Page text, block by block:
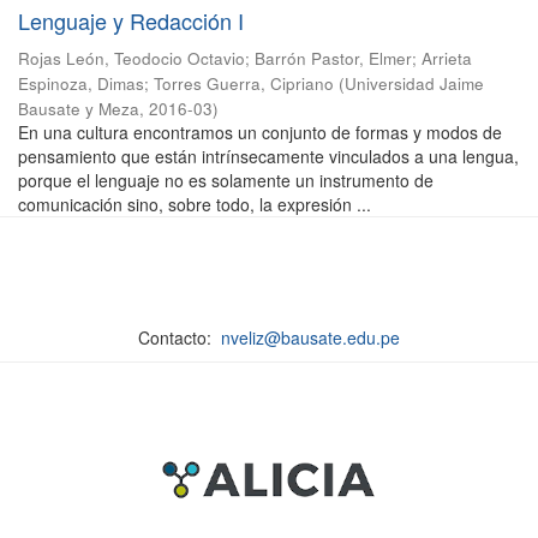
Lenguaje y Redacción I
Rojas León, Teodocio Octavio; Barrón Pastor, Elmer; Arrieta
Espinoza, Dimas; Torres Guerra, Cipriano (Universidad Jaime
Bausate y Meza, 2016-03)
En una cultura encontramos un conjunto de formas y modos de
pensamiento que están intrínsecamente vinculados a una lengua,
porque el lenguaje no es solamente un instrumento de
comunicación sino, sobre todo, la expresión ...
Contacto: nveliz@bausate.edu.pe